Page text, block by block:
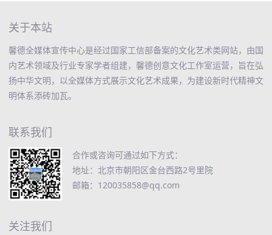
关于本站
馨德全媒体宣传中心是经过国家工信部备案的文化艺术类网站，由国
内艺术领域及行业专家学者组建，馨德创意文化工作室运营，旨在弘
扬中华文明，以全媒体方式展示文化艺术成果，为建设新时代精神文
明体系添砖加瓦。
联系我们
合作或咨询可通过如下方式：
地址：北京市朝阳区金台西路2号里院
邮箱：120035858@qq.com
关注我们